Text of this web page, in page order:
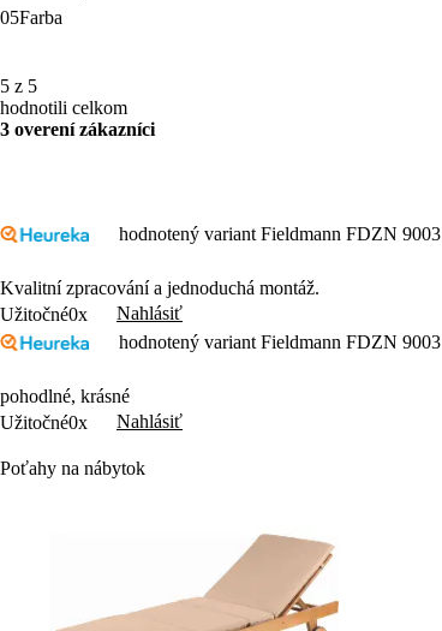
05Farba
5 z 5
hodnotili celkom
3 overení zákazníci
hodnotený variant Fieldmann FDZN 9003
Kvalitní zpracování a jednoduchá montáž.
Užitočné0x
Nahlásiť
hodnotený variant Fieldmann FDZN 9003
pohodlné, krásné
Užitočné0x
Nahlásiť
Poťahy na nábytok